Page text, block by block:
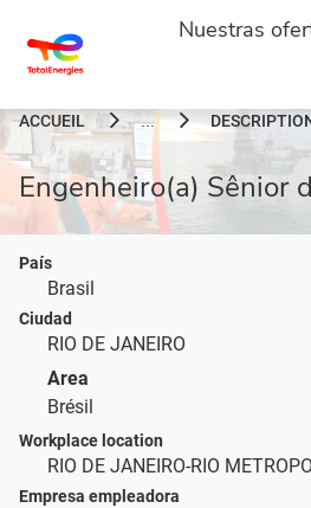
Nuestras
ACCUEIL ...
Engenheiro(a) Sênior
País
Brasil
Ciudad
RIO DE JANEIRO
Area
Brésil
Workplace location
RIO DE JANEIRO-RIO
Empresa empleadora